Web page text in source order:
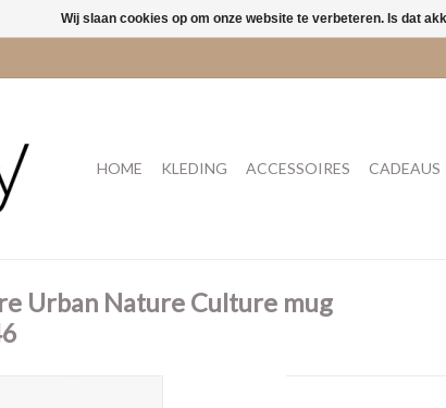
HOME KLEDING ACCESSOIRES CADEAUS
Urban Nature Culture mug
Wij slaan cookies op om onze website te verbeteren. Is dat